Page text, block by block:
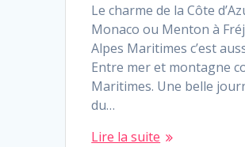
Le charme de la Côte
Monaco ou Menton à
Alpes Maritimes c’est
Entre mer et montagne
Maritimes. Une belle
du…
Lire la suite